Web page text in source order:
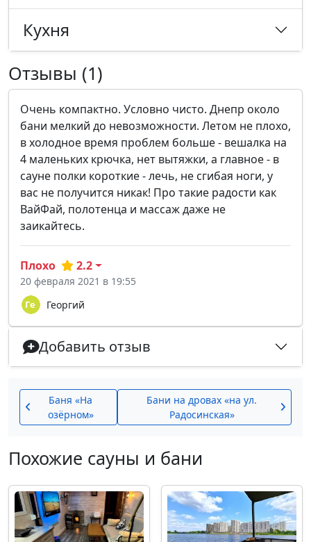
Кухня
Отзывы (1)
Очень компактно. Условно чисто. Днепр около
бани мелкий до невозможности. Летом не плохо,
в холодное время проблем больше - вешалка на
4 маленьких крючка, нет вытяжки, а главное - в
сауне полки короткие - лечь, не сгибая ноги, у
вас не получится никак! Про такие радости как
ВайФай, полотенца и массаж даже не
заикайтесь.
Георгий
Плохо 2.2
20 февраля 2021 в 19:55
Добавить отзыв
Баня «На
озёрном»
Бани на дровах «на ул.
Радосинская»
Похожие сауны и бани